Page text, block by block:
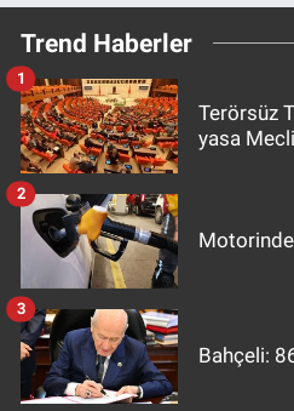
Trend Haberler
Terörsüz
yasa
1
2
Bahçeli:
3